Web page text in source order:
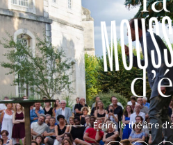
Écrire le théâtre